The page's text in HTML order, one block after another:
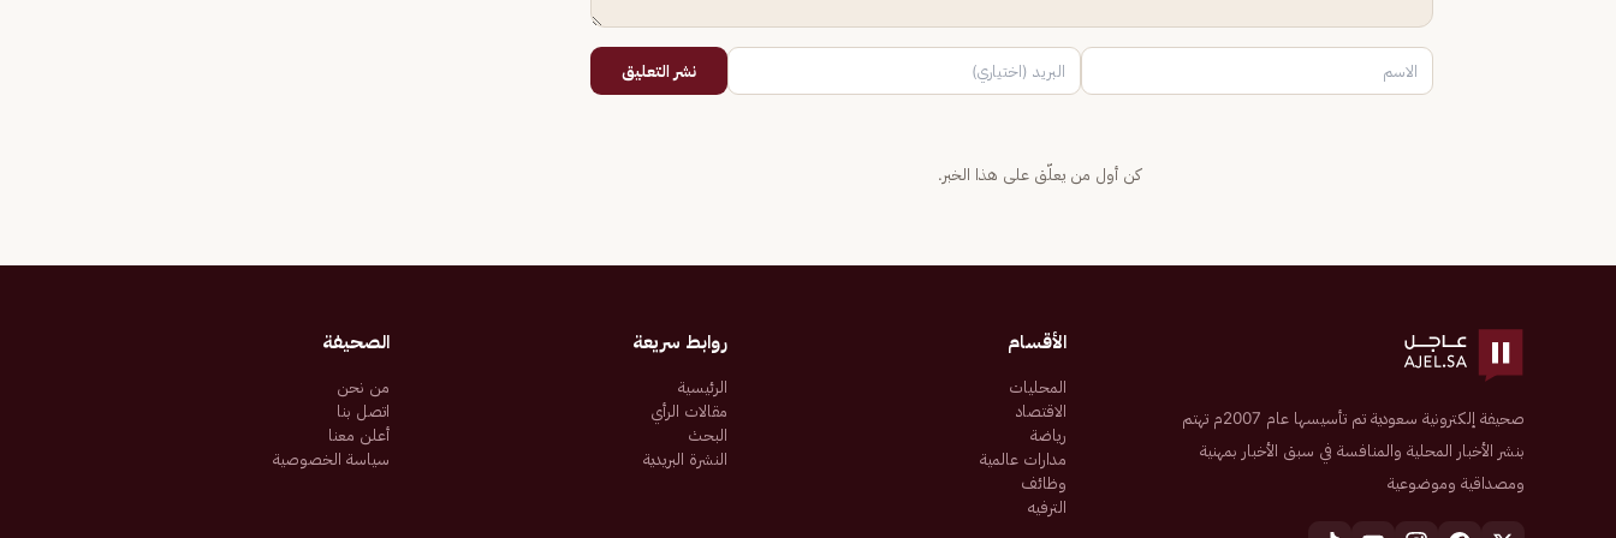
نشر التعليق
كن أول من يعلّق على هذا الخبر.
صحيفة إلكترونية سعودية تم تأسيسها عام 2007م تهتم
بنشر الأخبار المحلية والمنافسة في سبق الأخبار بمهنية
ومصداقية وموضوعية
الأقسام
المحليات
الاقتصاد
رياضة
مدارات عالمية
وظائف
الترفيه
روابط سريعة
الرئيسية
مقالات الرأي
البحث
النشرة البريدية
الصحيفة
من نحن
اتصل بنا
أعلن معنا
سياسة الخصوصية